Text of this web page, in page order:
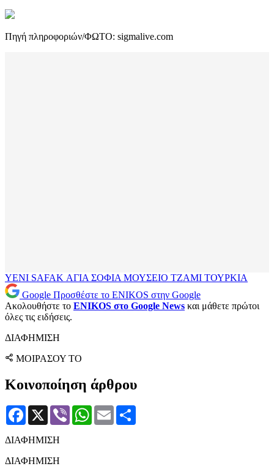
Πηγή πληροφοριών/ΦΩΤΟ: sigmalive.com
YENI SAFAK ΑΓΙΑ ΣΟΦΙΑ ΜΟΥΣΕΙΟ ΤΖΑΜΙ ΤΟΥΡΚΙΑ
Google Προσθέστε το ENIKOS στην Google
Ακολουθήστε το ENIKOS στο Google News και μάθετε πρώτοι
όλες τις ειδήσεις.
ΔΙΑΦΗΜΙΣΗ
ΜΟΙΡΑΣΟΥ ΤΟ
Κοινοποίηση άρθρου
Facebook
X Viber WhatsApp
Email
ΔΙΑΦΗΜΙΣΗ
ΔΙΑΦΗΜΙΣΗ